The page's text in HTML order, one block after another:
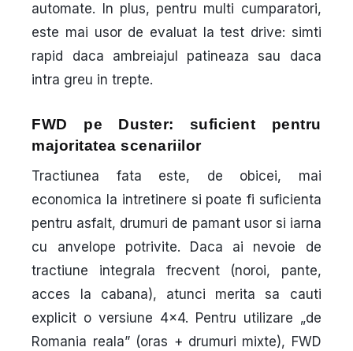
automate. In plus, pentru multi cumparatori,
este mai usor de evaluat la test drive: simti
rapid daca ambreiajul patineaza sau daca
intra greu in trepte.
FWD pe Duster: suficient pentru
majoritatea scenariilor
Tractiunea fata este, de obicei, mai
economica la intretinere si poate fi suficienta
pentru asfalt, drumuri de pamant usor si iarna
cu anvelope potrivite. Daca ai nevoie de
tractiune integrala frecvent (noroi, pante,
acces la cabana), atunci merita sa cauti
explicit o versiune 4×4. Pentru utilizare „de
Romania reala” (oras + drumuri mixte), FWD